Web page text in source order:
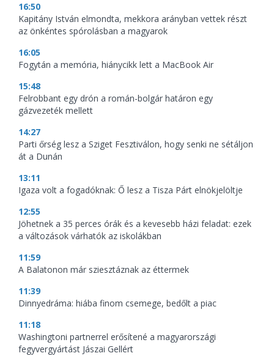
16:50
Kapitány István elmondta, mekkora arányban vettek részt
az önkéntes spórolásban a magyarok
16:05
Fogytán a memória, hiánycikk lett a MacBook Air
15:48
Felrobbant egy drón a román-bolgár határon egy
gázvezeték mellett
14:27
Parti őrség lesz a Sziget Fesztiválon, hogy senki ne sétáljon
át a Dunán
13:11
Igaza volt a fogadóknak: Ő lesz a Tisza Párt elnökjelöltje
12:55
Jöhetnek a 35 perces órák és a kevesebb házi feladat: ezek
a változások várhatók az iskolákban
11:59
A Balatonon már sziesztáznak az éttermek
11:39
Dinnyedráma: hiába finom csemege, bedőlt a piac
11:18
Washingtoni partnerrel erősítené a magyarországi
fegyvergyártást Jászai Gellért